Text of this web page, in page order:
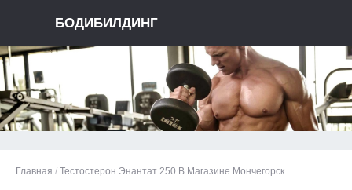
БОДИБИЛДИНГ
Главная / Тестостерон Энантат 250 В Магазине Мончегорск